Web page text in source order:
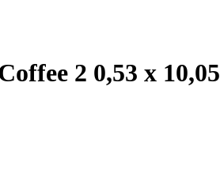
2 0,53 x 10,05